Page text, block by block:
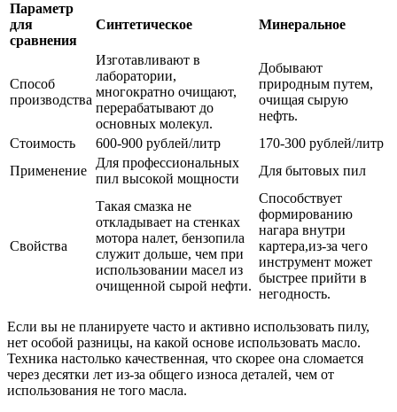
Параметр
для
сравнения
Синтетическое Минеральное
Способ
производства
Изготавливают в
лаборатории,
многократно очищают,
перерабатывают до
основных молекул.
Добывают
природным путем,
очищая сырую
нефть.
Стоимость
600-900 рублей/литр
170-300 рублей/литр
Применение
Для профессиональных
пил высокой мощности
Для бытовых пил
Свойства
Такая смазка не
откладывает на стенках
мотора налет, бензопила
служит дольше, чем при
использовании масел из
очищенной сырой нефти.
Способствует
формированию
нагара внутри
картера,из-за чего
инструмент может
быстрее прийти в
негодность.
Если вы не планируете часто и активно использовать пилу,
нет особой разницы, на какой основе использовать масло.
Техника настолько качественная, что скорее она сломается
через десятки лет из-за общего износа деталей, чем от
использования не того масла.